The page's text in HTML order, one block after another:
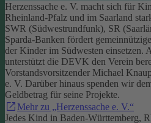
Herzenssache e. V. macht sich für
Rheinland-Pfalz und im Saarland
SWR (Südwestrundfunk), SR
Sparda-Banken fördert
der Kinder im Südwesten einsetzen.
unterstützt die DEVK den Verein
Vorstandsvorsitzender Michael
e. V. Darüber hinaus spenden wir
Geldbetrag für seine Projekte.
Mehr zu „Herzenssache e. V.“
Jedes Kind in Baden-Württemberg,